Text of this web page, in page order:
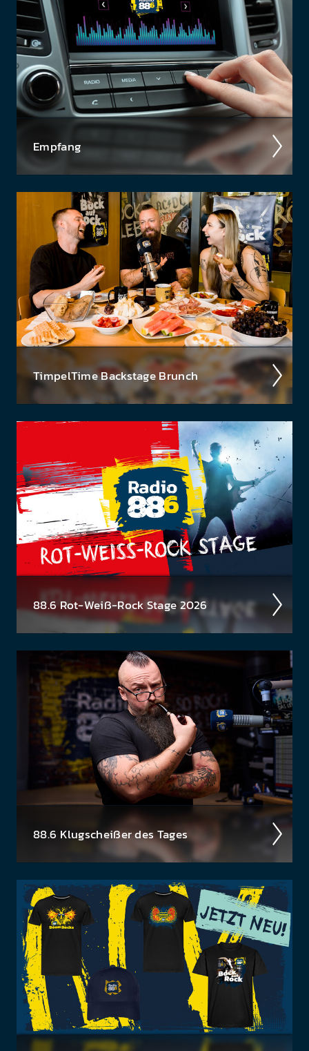
Empfang
Ob über das kla­ss­ische UKW-Radio, über DAB+
oder über die Smart­speaker - hier findest du eine
Über­sicht aller Em­pfangs­wege auf denen du Radio
88.6, das...
Timpel­Time Back­stage Brunch
Wir nehmen euch im Podcast mit hinter die Kulis­
sen der Timpel­Time! Was waren die High­lights der
Woche, was ist rund­herum pas­siert? Jeden Freitag
eine neue...
88.6 Rot-Weiß-Rock Stage 2026
Ös­terrei­chische Musik gehört gefei­ert und geför­
dert! Deshalb wollen wir unsere jungen Küns­
tler:innen und Bands unter­stützen und suchen
unseren neuen...
88.6 Klug­scheiß­er des Tages
Haha­ha, da bist du wirk­lich darauf rein­gefal­len?
Tja, so ein­fach machen wir es dir nicht!
Das Klug­
scheiß­er Häf­erl ist natür­lich nicht käuf­lich...